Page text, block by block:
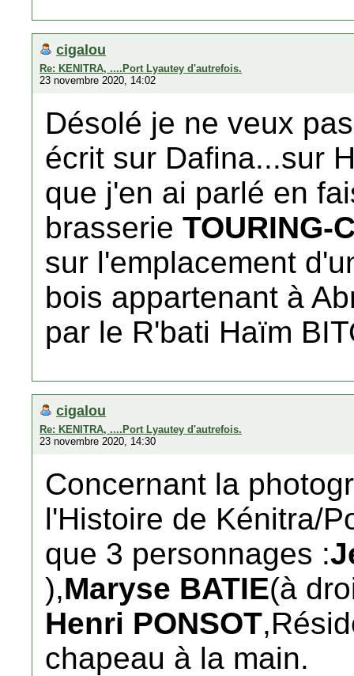
cigalou
Re: KENITRA, ....Port Lyautey d'autrefois.
23 novembre 2020, 14:02
Désolé je ne veux
écrit sur Dafina...sur
que j'en ai parlé en
brasserie TOURING-
sur l'emplacement
bois appartenant à
par le R'bati Haïm
cigalou
Re: KENITRA, ....Port Lyautey d'autrefois.
23 novembre 2020, 14:30
Concernant la
l'Histoire de Kénitra/
que 3 personnages :
),Maryse BATIE(à
Henri PONSOT
chapeau à la main.